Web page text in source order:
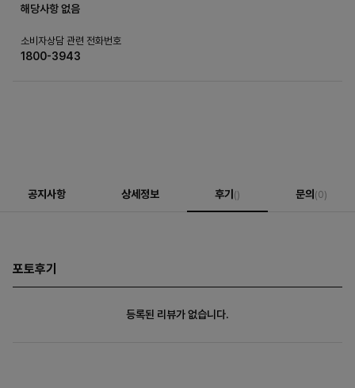
해당사항 없음
소비자상담 관련 전화번호
1800-3943
공지사항 상세정보 후기() 문의(0)
포토후기
등록된 리뷰가 없습니다.